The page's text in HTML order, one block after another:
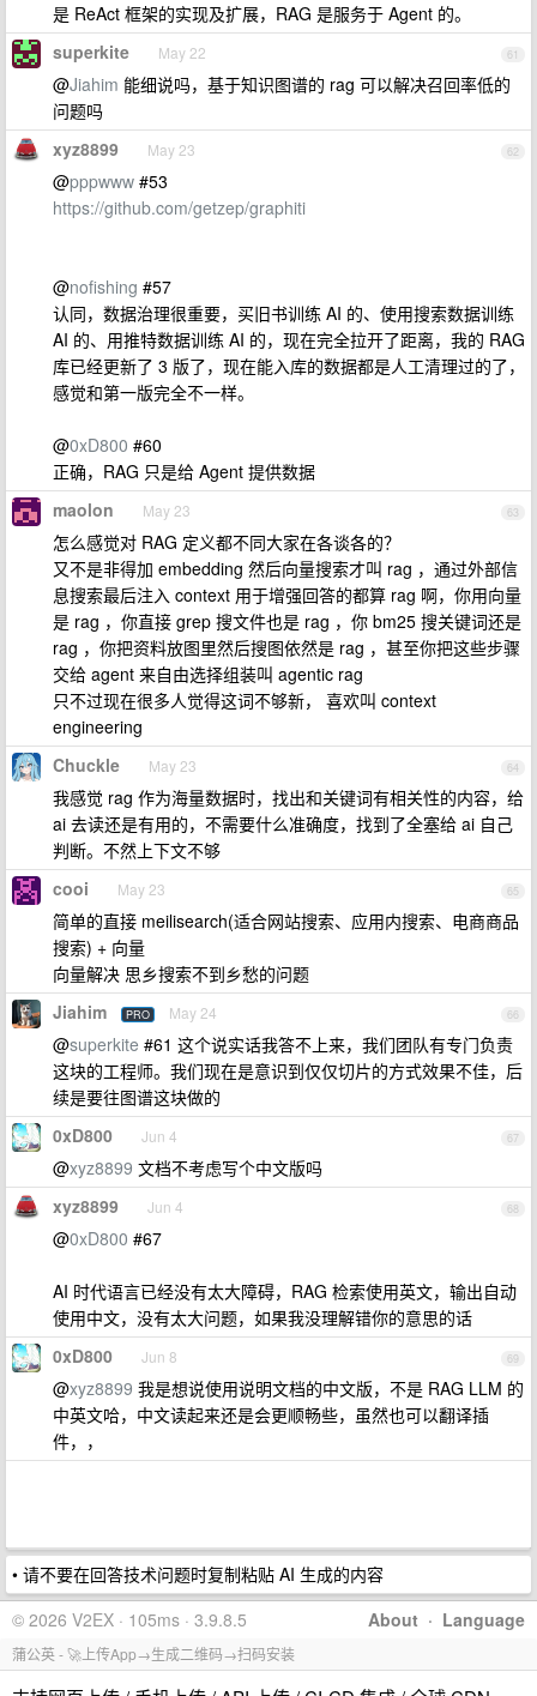
是 ReAct 框架的实现及扩展，RAG 是服务于 Agent 的。
61
superkite May 22
@Jiahim 能细说吗，基于知识图谱的 rag 可以解决召回率低的
问题吗
62
xyz8899 May 23
@pppwww #53
https://github.com/getzep/graphiti
@nofishing #57
认同，数据治理很重要，买旧书训练 AI 的、使用搜索数据训练
AI 的、用推特数据训练 AI 的，现在完全拉开了距离，我的 RAG
库已经更新了 3 版了，现在能入库的数据都是人工清理过的了，
感觉和第一版完全不一样。
@0xD800 #60
正确，RAG 只是给 Agent 提供数据
63
maolon May 23
怎么感觉对 RAG 定义都不同大家在各谈各的？
又不是非得加 embedding 然后向量搜索才叫 rag ，通过外部信
息搜索最后注入 context 用于增强回答的都算 rag 啊，你用向量
是 rag ，你直接 grep 搜文件也是 rag ，你 bm25 搜关键词还是
rag ，你把资料放图里然后搜图依然是 rag ，甚至你把这些步骤
交给 agent 来自由选择组装叫 agentic rag
只不过现在很多人觉得这词不够新， 喜欢叫 context
engineering
64
Chuckle May 23
我感觉 rag 作为海量数据时，找出和关键词有相关性的内容，给
ai 去读还是有用的，不需要什么准确度，找到了全塞给 ai 自己
判断。不然上下文不够
65
cooi May 23
简单的直接 meilisearch(适合网站搜索、应用内搜索、电商商品
搜索) + 向量
向量解决 思乡搜索不到乡愁的问题
66
Jiahim PRO May 24
@superkite #61 这个说实话我答不上来，我们团队有专门负责
这块的工程师。我们现在是意识到仅仅切片的方式效果不佳，后
续是要往图谱这块做的
67
0xD800 Jun 4
@xyz8899 文档不考虑写个中文版吗
68
xyz8899 Jun 4
@0xD800 #67
AI 时代语言已经没有太大障碍，RAG 检索使用英文，输出自动
使用中文，没有太大问题，如果我没理解错你的意思的话
69
0xD800 Jun 8
@xyz8899 我是想说使用说明文档的中文版，不是 RAG LLM 的
中英文哈，中文读起来还是会更顺畅些，虽然也可以翻译插
件，，
• 请不要在回答技术问题时复制粘贴 AI 生成的内容
About · Language
© 2026 V2EX · 105ms · 3.9.8.5
蒲公英 - 🚀上传App→生成二维码→扫码安装